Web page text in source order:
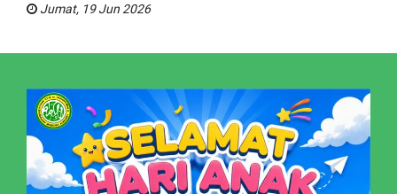
Jumat, 19 Jun 2026